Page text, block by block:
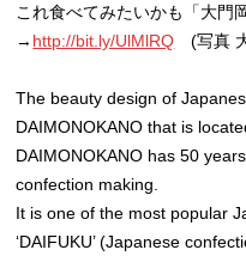
これ食べてみたいかも「大門
→ http://bit.ly/UlMlRQ (写真
The beauty design of
DAIMONOKANO that is
DAIMONOKANO has 50
confection making.
It is one of the most popular
‘DAIFUKU’ (Japanese